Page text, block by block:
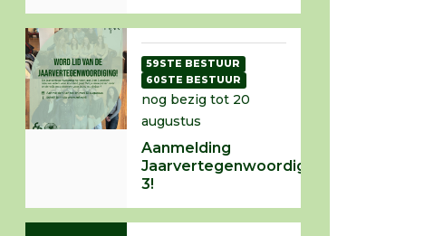
Aanmelding
Jaarvertegenwoordiging
3!
nog bezig tot 20
augustus
59STE BESTUUR
60STE BESTUUR